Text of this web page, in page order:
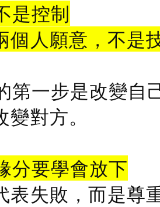
是控制
個人願意，不是
第一步是改變自
對方。
分要學會放下
表失敗，而是尊